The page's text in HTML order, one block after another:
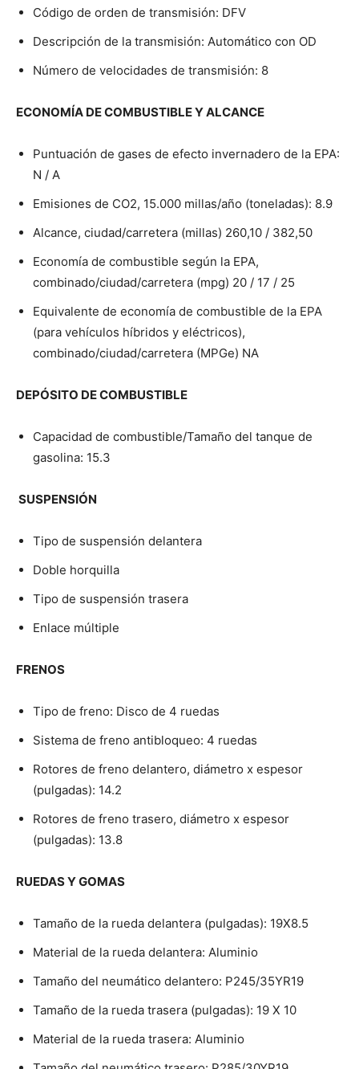
Código de orden de transmisión: DFV
Descripción de la transmisión: Automático con OD
Número de velocidades de transmisión: 8
ECONOMÍA DE COMBUSTIBLE Y ALCANCE
Puntuación de gases de efecto invernadero de la EPA:
N / A
Emisiones de CO2, 15.000 millas/año (toneladas): 8.9
Alcance, ciudad/carretera (millas) 260,10 / 382,50
Economía de combustible según la EPA,
combinado/ciudad/carretera (mpg) 20 / 17 / 25
Equivalente de economía de combustible de la EPA
(para vehículos híbridos y eléctricos),
combinado/ciudad/carretera (MPGe) NA
DEPÓSITO DE COMBUSTIBLE
Capacidad de combustible/Tamaño del tanque de
gasolina: 15.3
SUSPENSIÓN
Tipo de suspensión delantera
Doble horquilla
Tipo de suspensión trasera
Enlace múltiple
FRENOS
Tipo de freno: Disco de 4 ruedas
Sistema de freno antibloqueo: 4 ruedas
Rotores de freno delantero, diámetro x espesor
(pulgadas): 14.2
Rotores de freno trasero, diámetro x espesor
(pulgadas): 13.8
RUEDAS Y GOMAS
Tamaño de la rueda delantera (pulgadas): 19X8.5
Material de la rueda delantera: Aluminio
Tamaño del neumático delantero: P245/35YR19
Tamaño de la rueda trasera (pulgadas): 19 X 10
Material de la rueda trasera: Aluminio